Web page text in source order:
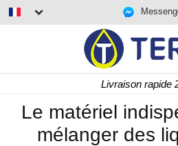
Livraison rapide
Le matériel
mélanger des